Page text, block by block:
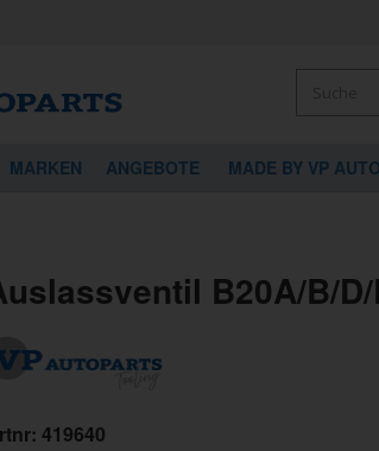
MARKEN ANGEBOTE MADE BY VP
B20A/B/
419640